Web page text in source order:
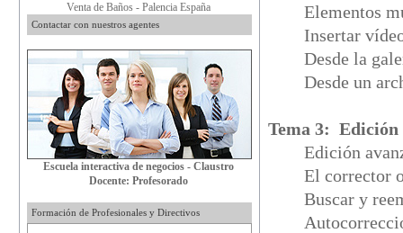
Venta de Baños - Palencia España
Contactar con nuestros agentes
Escuela interactiva de negocios - Claustro
Docente: Profesorado
Formación de Profesionales y Directivos
Elementos
Insertar
Desde la
Desde un
Tema 3: Edición
Edición
El corrector
Buscar y